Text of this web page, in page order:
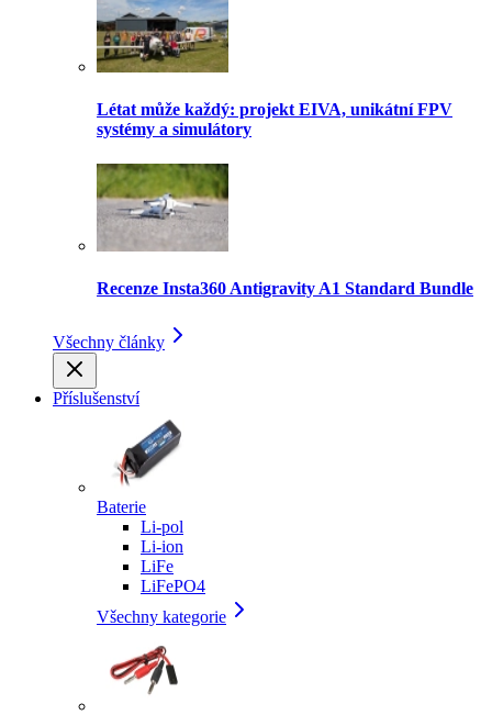
Létat může každý: projekt EIVA, unikátní FPV
systémy a simulátory
Recenze Insta360 Antigravity A1 Standard Bundle
Všechny články
Příslušenství
Baterie
Li-pol
Li-ion
LiFe
LiFePO4
Všechny kategorie